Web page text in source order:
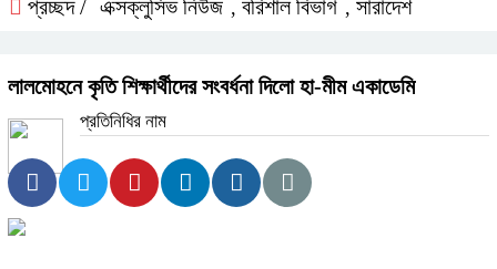
প্রচ্ছদ / এক্সক্লুসিভ নিউজ , বরিশাল বিভাগ , সারাদেশ
লালমোহনে কৃতি শিক্ষার্থীদের সংবর্ধনা দিলো হা-মীম একাডেমি
প্রতিনিধির নাম